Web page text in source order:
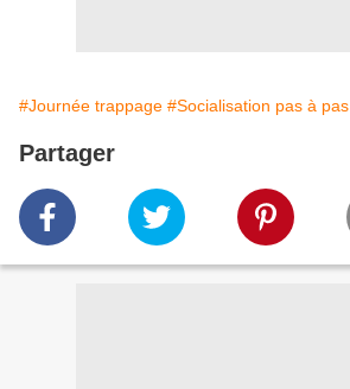
#Journée trappage #Socialisation pas à pas
Partager